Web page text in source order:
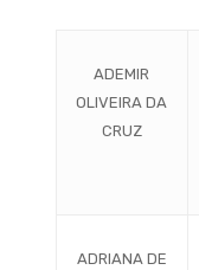
ADEMIR
OLIVEIRA DA
CRUZ
ADRIANA DE